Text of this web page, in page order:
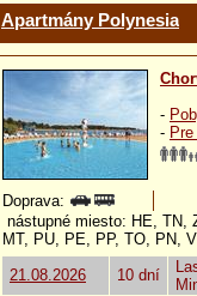
Apartmány Polynesia
-
-
Doprava:
nástupné miesto: HE, TN,
MT, PU, PE, PP, TO, PN,
21.08.2026
10 dní